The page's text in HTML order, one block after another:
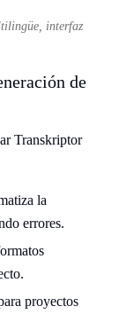
interfaz
de
Transkriptor
la
errores.
proyectos